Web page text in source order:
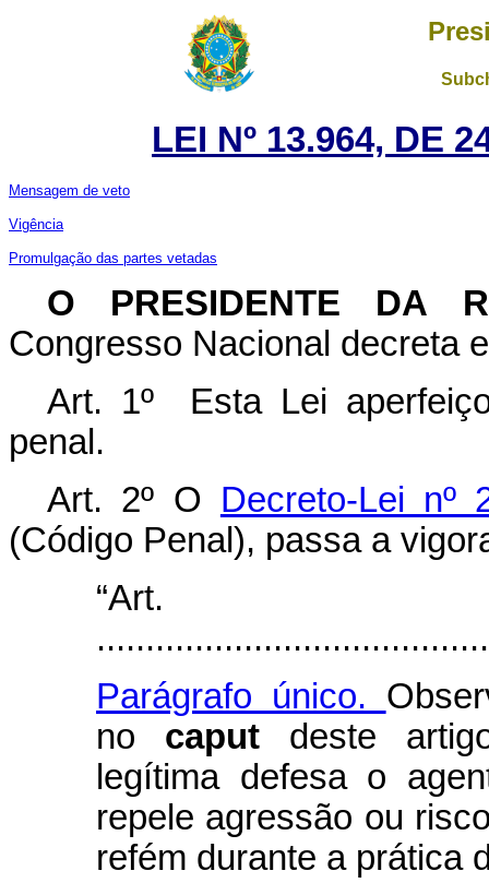
LEI Nº 13.964, DE
Mensagem de veto
Vigência
Promulgação das partes vetadas
O PRESIDENTE DA
Congresso Nacional decreta
Art. 1º Esta Lei
penal.
Art. 2º O Decreto-Lei nº
(Código Penal), passa a
Parágrafo único.
no caputdeste
legítima defesa o
repele agressão ou
refém durante a prática